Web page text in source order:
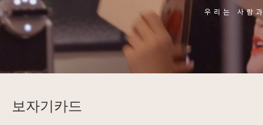
우리는 사람
보자기카드